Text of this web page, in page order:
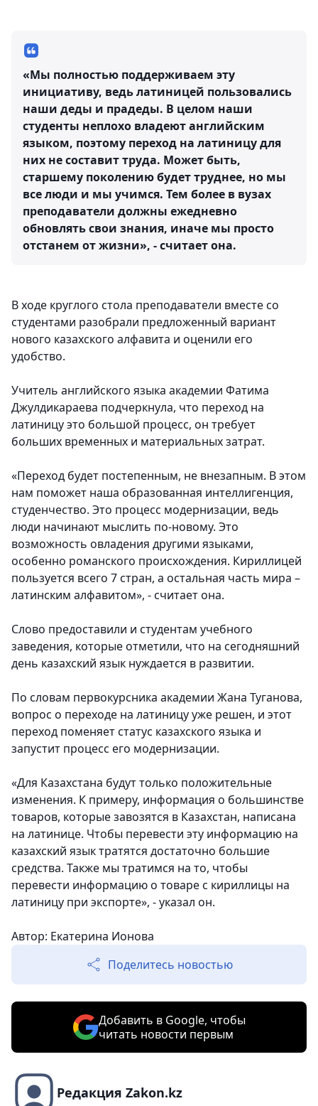
«Мы полностью поддерживаем эту
инициативу, ведь латиницей пользовались
наши деды и прадеды. В целом наши
студенты неплохо владеют английским
языком, поэтому переход на латиницу для
них не составит труда. Может быть,
старшему поколению будет труднее, но мы
все люди и мы учимся. Тем более в вузах
преподаватели должны ежедневно
обновлять свои знания, иначе мы просто
отстанем от жизни», - считает она.
В ходе круглого стола преподаватели вместе со
студентами разобрали предложенный вариант
нового казахского алфавита и оценили его
удобство.
Учитель английского языка академии Фатима
Джулдикараева подчеркнула, что переход на
латиницу это большой процесс, он требует
больших временных и материальных затрат.
«Переход будет постепенным, не внезапным. В этом
нам поможет наша образованная интеллигенция,
студенчество. Это процесс модернизации, ведь
люди начинают мыслить по-новому. Это
возможность овладения другими языками,
особенно романского происхождения. Кириллицей
пользуется всего 7 стран, а остальная часть мира –
латинским алфавитом», - считает она.
Слово предоставили и студентам учебного
заведения, которые отметили, что на сегодняшний
день казахский язык нуждается в развитии.
По словам первокурсника академии Жана Туганова,
вопрос о переходе на латиницу уже решен, и этот
переход поменяет статус казахского языка и
запустит процесс его модернизации.
«Для Казахстана будут только положительные
изменения. К примеру, информация о большинстве
товаров, которые завозятся в Казахстан, написана
на латинице. Чтобы перевести эту информацию на
казахский язык тратятся достаточно большие
средства. Также мы тратимся на то, чтобы
перевести информацию о товаре с кириллицы на
латиницу при экспорте», - указал он.
Автор: Екатерина Ионова
Поделитесь новостью
Добавить в Google, чтобы
читать новости первым
Редакция Zakon.kz